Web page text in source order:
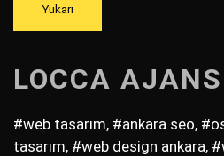
LOCCA AJANS
#web tasarım, #ankara seo,
tasarım, #web design ankara,
Yukarı